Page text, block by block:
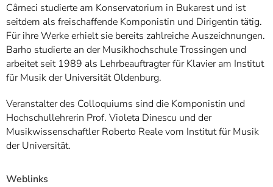
Cârneci studierte am Konservatorium in Bukarest und ist
seitdem als freischaffende Komponistin und Dirigentin tätig.
Für ihre Werke erhielt sie bereits zahlreiche Auszeichnungen.
Barho studierte an der Musikhochschule Trossingen und
arbeitet seit 1989 als Lehrbeauftragter für Klavier am Institut
für Musik der Universität Oldenburg.
Veranstalter des Colloquiums sind die Komponistin und
Hochschullehrerin Prof. Violeta Dinescu und der
Musikwissenschaftler Roberto Reale vom Institut für Musik
der Universität.
Weblinks